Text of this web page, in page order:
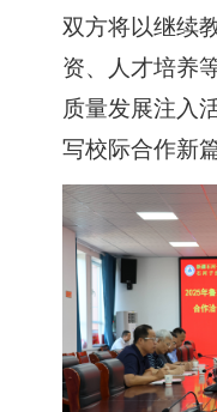
双方将以继续
资、人才培养
质量发展注入
写校际合作新篇